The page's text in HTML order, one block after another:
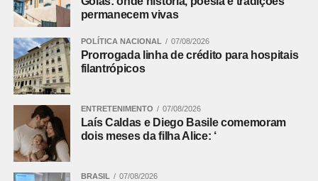
permanecem vivas
POLÍTICA NACIONAL 07/08/2026
Prorrogada linha de crédito para hospitais
filantrópicos
ENTRETENIMENTO 07/08/2026
Laís Caldas e Diego Basile comemoram
dois meses da filha Alice: ‘
BRASIL 07/08/2026